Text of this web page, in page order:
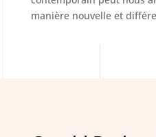
manière nouvelle et